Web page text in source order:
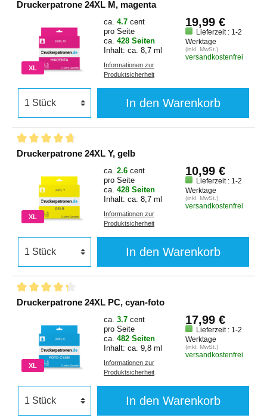
Druckerpatrone 24XL M, magenta
XL
ca. 4.7 cent
pro Seite
ca. 428 Seiten
Inhalt: ca. 8,7 ml
Informationen zur
Produktsicherheit
19,99 €
Lieferzeit : 1-2
Werktage
(inkl. MwSt.)
versandkostenfrei
In den Warenkorb
Druckerpatrone 24XL Y, gelb
XL
ca. 2.6 cent
pro Seite
ca. 428 Seiten
Inhalt: ca. 8,7 ml
Informationen zur
Produktsicherheit
10,99 €
Lieferzeit : 1-2
Werktage
(inkl. MwSt.)
versandkostenfrei
In den Warenkorb
Druckerpatrone 24XL PC, cyan-foto
XL
ca. 3.7 cent
pro Seite
ca. 482 Seiten
Inhalt: ca. 9,8 ml
Informationen zur
Produktsicherheit
17,99 €
Lieferzeit : 1-2
Werktage
(inkl. MwSt.)
versandkostenfrei
In den Warenkorb